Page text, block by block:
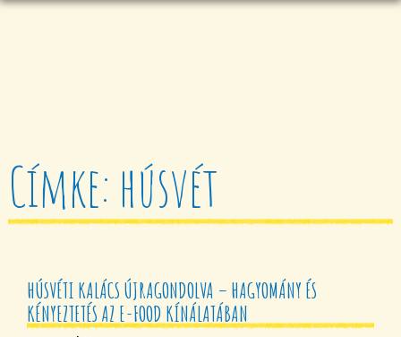
Címke: húsvét
HÚSVÉTI KALÁCS ÚJRAGONDOLVA – HAGYOMÁNY ÉS
KÉNYEZTETÉS AZ E-FOOD KÍNÁLATÁBAN